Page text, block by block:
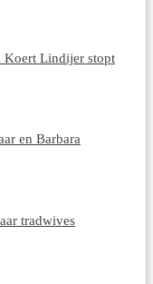
Koert Lindijer stopt
en Barbara
tradwives